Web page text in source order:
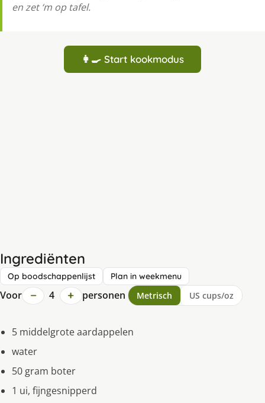
en zet ‘m op tafel.
👩‍🍳 Start kookmodus
Ingrediënten
Op boodschappenlijst Plan in weekmenu
Voor − 4 + personen Metrisch US cups/oz
5 middelgrote aardappelen
water
50 gram boter
1 ui, fijngesnipperd